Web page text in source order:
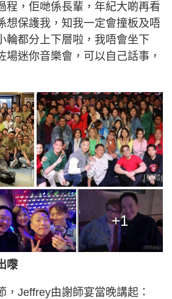
程，佢哋係長輩，年紀大啲再看
想保護我，知我一定會撞板及唔
輪都分上下層啦，我唔會坐下
場迷你音樂會，可以自己話事，
+1
嚟
，Jeffrey由謝師宴當晚講起：